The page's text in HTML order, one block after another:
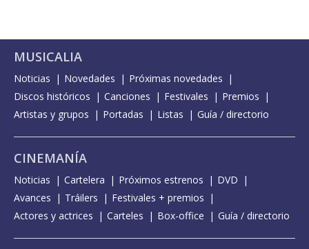
MUSICALIA
Noticias Novedades
Próximas novedades
Discos históricos
Canciones Festivales
Premios
Artistas y grupos
Portadas Listas Guía / directorio
CINEMANÍA
Noticias Cartelera Próximos estrenos
DVD
Avances
Tráilers
Festivales + premios
Actores y actrices
Carteles Box-office Guía / directorio